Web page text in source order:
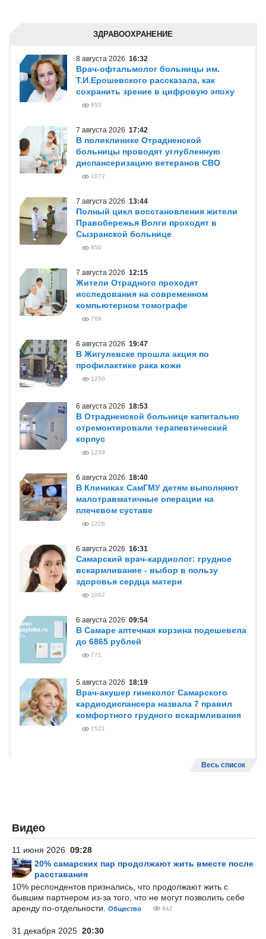
ЗДРАВООХРАНЕНИЕ
8 августа 2026 16:32
Врач-офтальмолог больницы им.
Т.И.Ерошевского рассказала, как
сохранить зрение в цифровую эпоху
653
7 августа 2026 17:42
В поликлинике Отрадненской
больницы проводят углубленную
диспансеризацию ветеранов СВО
1072
7 августа 2026 13:44
Полный цикл восстановления жители
Правобережья Волги проходят в
Сызранской больнице
850
7 августа 2026 12:15
Жители Отрадного проходят
исследования на современном
компьютерном томографе
769
6 августа 2026 19:47
В Жигулевске прошла акция по
профилактике рака кожи
1250
6 августа 2026 18:53
В Отрадненской больнице капитально
отремонтировали терапевтический
корпус
1239
6 августа 2026 18:40
В Клиниках СамГМУ детям выполняют
малотравматичные операции на
плечевом суставе
1228
6 августа 2026 16:31
Самарский врач-кардиолог: грудное
вскармливание - выбор в пользу
здоровья сердца матери
1092
6 августа 2026 09:54
В Самаре аптечная корзина подешевела
до 6865 рублей
771
5 августа 2026 18:19
Врач-акушер гинеколог Самарского
кардиодиспансера назвала 7 правил
комфортного грудного вскармливания
1521
Весь список
Видео
11 июня 2026 09:28
20% самарских пар продолжают жить вместе после
расставания
10% респондентов признались, что продолжают жить с
бывшим партнером из-за того, что не могут позволить себе
аренду по-отдельности.
Общество 842
31 декабря 2025 20:30